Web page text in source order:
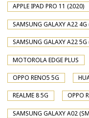
APPLE IPAD PRO 11 (2020)
SAMSUNG GALAXY A22
SAMSUNG GALAXY A22
MOTOROLA EDGE PLUS
OPPO RENO5 5G
REALME 8 5G OPPO
SAMSUNG GALAXY A02